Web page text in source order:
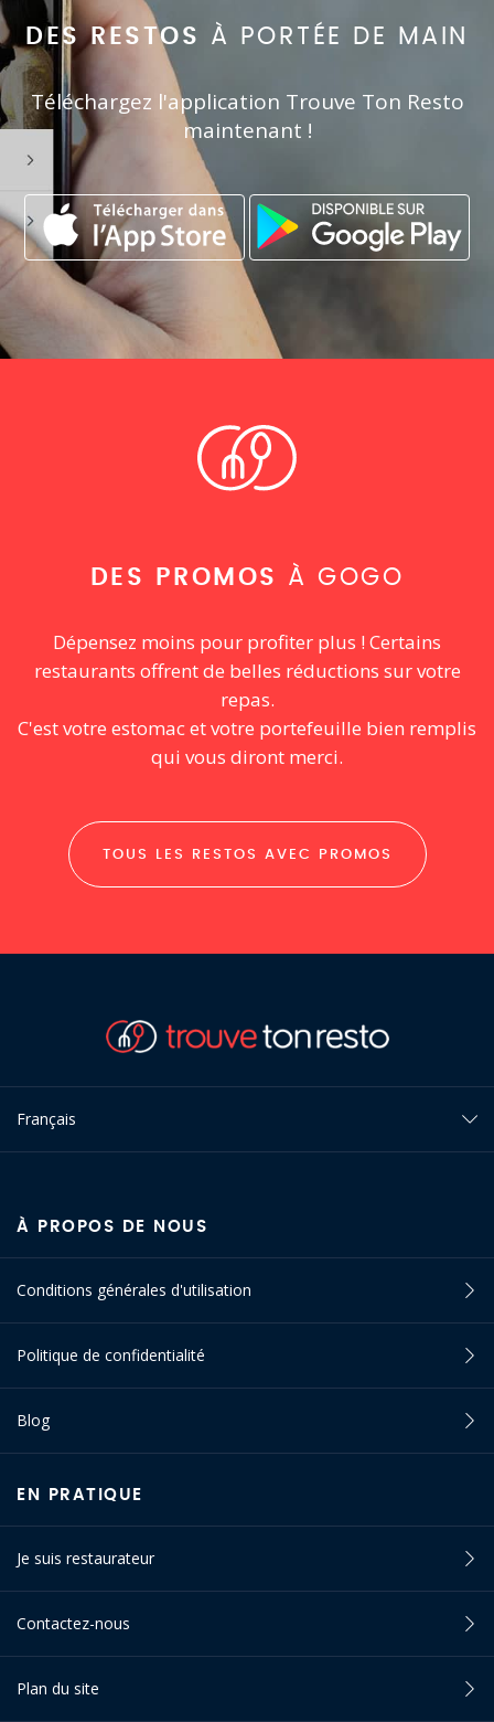
DES RESTOS À PORTÉE DE MAIN
Téléchargez l'application Trouve Ton Resto
maintenant !
DES PROMOS À GOGO
Dépensez moins pour profiter plus ! Certains
restaurants offrent de belles réductions sur votre
repas.
C'est votre estomac et votre portefeuille bien remplis
qui vous diront merci.
TOUS LES RESTOS AVEC PROMOS
Français
À PROPOS DE NOUS
Conditions générales d'utilisation
Politique de confidentialité
Blog
EN PRATIQUE
Je suis restaurateur
Contactez-nous
Plan du site